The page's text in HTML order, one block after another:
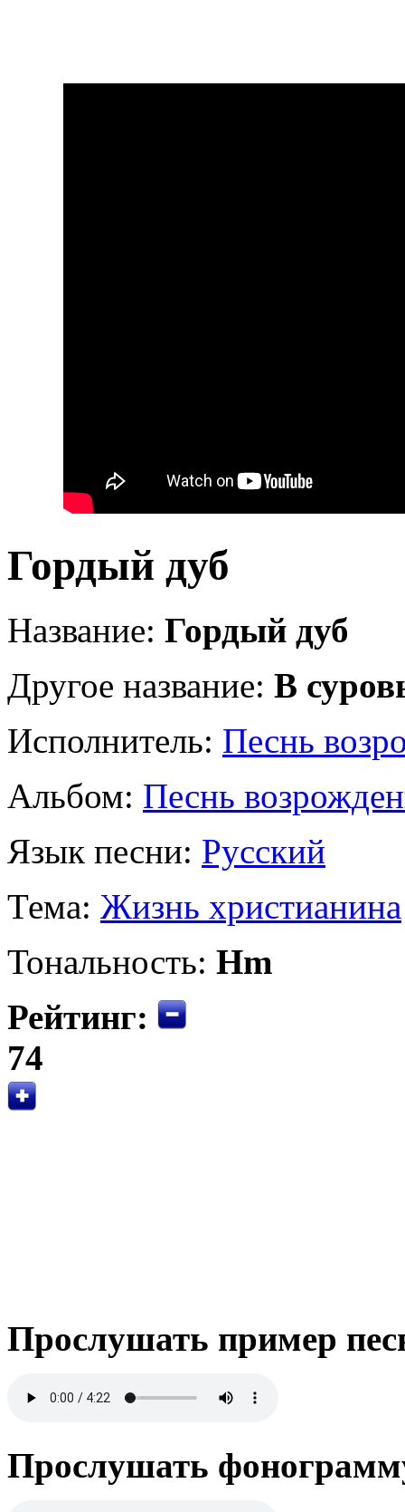
Гордый дуб
Название: Гордый дуб
Другое название: В
Исполнитель: Песнь
Альбом: Песнь
Язык песни: Русский
Тема: Жизнь христианина
Тональность: Hm
Рейтинг:
74
Прослушать пример
Прослушать